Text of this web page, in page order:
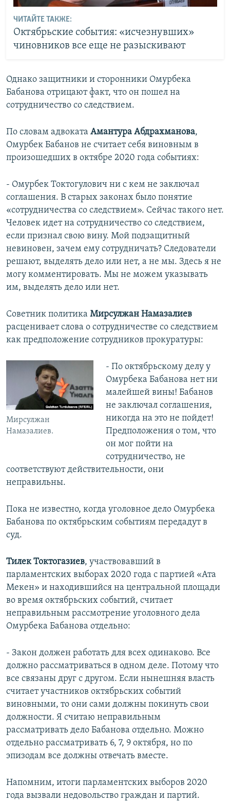
ЧИТАЙТЕ ТАКЖЕ:
Октябрьские события: «исчезнувших»
чиновников все еще не разыскивают
Однако защитники и сторонники Омурбека
Бабанова отрицают факт, что он пошел на
сотрудничество со следствием.
По словам адвоката Амантура Абдрахманова,
Омурбек Бабанов не считает себя виновным в
произошедших в октябре 2020 года событиях:
- Омурбек Токтогулович ни с кем не заключал
соглашения. В старых законах было понятие
«сотрудничества со следствием». Сейчас такого нет.
Человек идет на сотрудничество со следствием,
если признал свою вину. Мой подзащитный
невиновен, зачем ему сотрудничать? Следователи
решают, выделять дело или нет, а не мы. Здесь я не
могу комментировать. Мы не можем указывать
им, выделять дело или нет.
Советник политика Мирсулжан Намазалиев
расценивает слова о сотрудничестве со следствием
как предположение сотрудников прокуратуры:
Мирсулжан
Намазалиев.
- По октябрьскому делу у
Омурбека Бабанова нет ни
малейшей вины! Бабанов
не заключал соглашения,
никогда на это не пойдет!
Предположения о том, что
он мог пойти на
сотрудничество, не
соответствуют действительности, они
неправильны.
Пока не известно, когда уголовное дело Омурбека
Бабанова по октябрьским событиям передадут в
суд.
Тилек Токтогазиев, участвовавший в
парламентских выборах 2020 года с партией «Ата
Мекен» и находившийся на центральной площади
во время октябрьских событий, считает
неправильным рассмотрение уголовного дела
Омурбека Бабанова отдельно:
- Закон должен работать для всех одинаково. Все
должно рассматриваться в одном деле. Потому что
все связаны друг с другом. Если нынешняя власть
считает участников октябрьских событий
виновными, то они сами должны покинуть свои
должности. Я считаю неправильным
рассматривать дело Бабанова отдельно. Можно
отдельно рассматривать 6, 7, 9 октября, но по
эпизодам все должны отвечать вместе.
Напомним, итоги парламентских выборов 2020
года вызвали недовольство граждан и партий.